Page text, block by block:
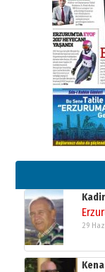
26
Cem
13
Esat
02
29